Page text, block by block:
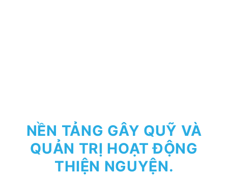
NỀN TẢNG GÂY QUỸ VÀ
QUẢN TRỊ HOẠT ĐỘNG
THIỆN NGUYỆN.